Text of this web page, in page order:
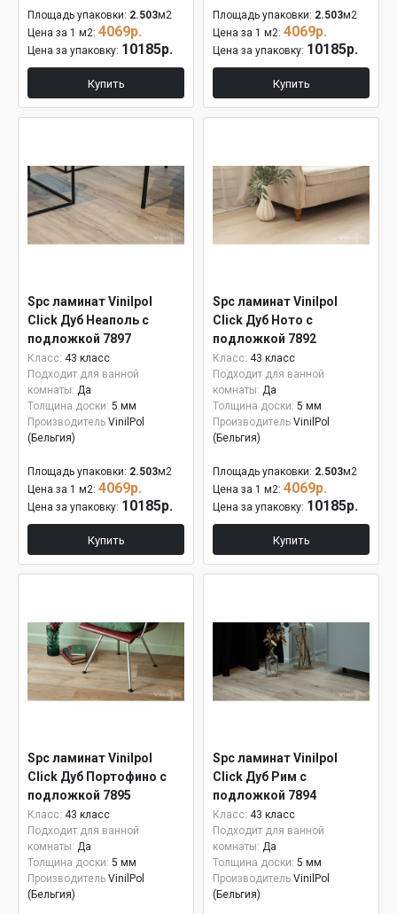
Площадь упаковки: 2.503м2
Цена за 1 м2: 4069р.
Цена за упаковку: 10185р.
Купить
Площадь упаковки: 2.503м2
Цена за 1 м2: 4069р.
Цена за упаковку: 10185р.
Купить
Spc ламинат Vinilpol
Click Дуб Неаполь с
подложкой 7897
Класс: 43 класс
Подходит для ванной
комнаты: Да
Толщина доски: 5 мм
Производитель VinilPol
(Бельгия)
Площадь упаковки: 2.503м2
Цена за 1 м2: 4069р.
Цена за упаковку: 10185р.
Купить
Spc ламинат Vinilpol
Click Дуб Ното с
подложкой 7892
Класс: 43 класс
Подходит для ванной
комнаты: Да
Толщина доски: 5 мм
Производитель VinilPol
(Бельгия)
Площадь упаковки: 2.503м2
Цена за 1 м2: 4069р.
Цена за упаковку: 10185р.
Купить
Spc ламинат Vinilpol
Click Дуб Портофино с
подложкой 7895
Класс: 43 класс
Подходит для ванной
комнаты: Да
Толщина доски: 5 мм
Производитель VinilPol
(Бельгия)
Spc ламинат Vinilpol
Click Дуб Рим с
подложкой 7894
Класс: 43 класс
Подходит для ванной
комнаты: Да
Толщина доски: 5 мм
Производитель VinilPol
(Бельгия)